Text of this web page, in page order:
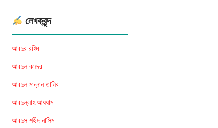
লেখকবৃন্দ
আবদুর রহিম
আবদুল কাদের
আবদুল মান্নান তালিব
আবদুল্লাহ আযযাম
আবদুস শহীদ নাসিম